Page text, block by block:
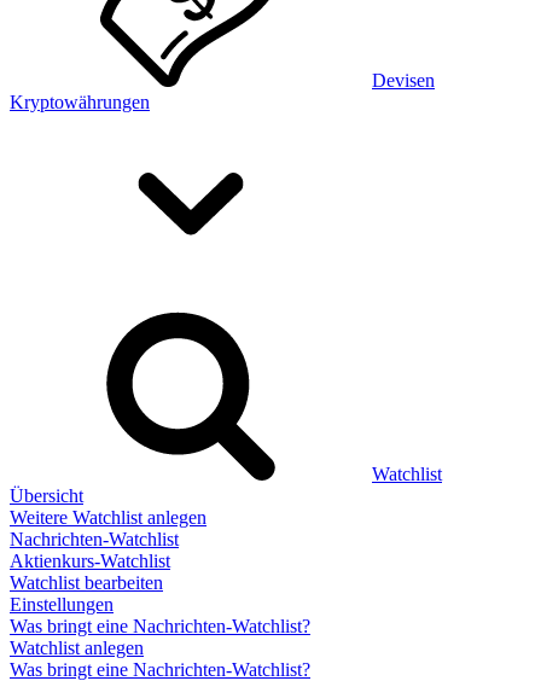
Devisen
Kryptowährungen
Watchlist
Übersicht
Weitere Watchlist anlegen
Nachrichten-Watchlist
Aktienkurs-Watchlist
Watchlist bearbeiten
Einstellungen
Was bringt eine Nachrichten-Watchlist?
Watchlist anlegen
Was bringt eine Nachrichten-Watchlist?